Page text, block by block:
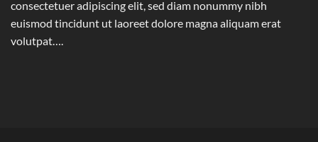
consectetuer adipiscing elit, sed diam nonummy nibh
euismod tincidunt ut laoreet dolore magna aliquam erat
volutpat….